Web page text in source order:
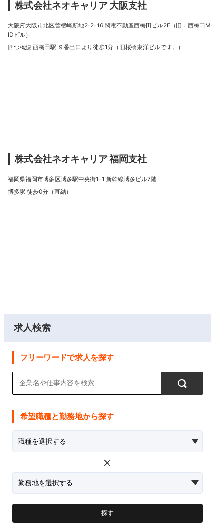
求人検索
フリーワードで求人を探す
希望職種と勤務地から探す
探す
株式会社ネオキャリア 大阪支社
大阪府大阪市北区曽根崎新地2-2-16 関電不動産西梅田ビル2F（旧：西梅田M
IDビル）
四つ橋線 西梅田駅 ９番出口より徒歩1分（旧桜橋東洋ビルです。）
株式会社ネオキャリア 福岡支社
福岡県福岡市博多区博多駅中央街1-1 新幹線博多ビル7階
博多駅 徒歩0分（直結）